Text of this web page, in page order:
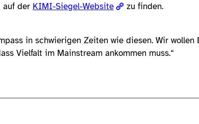
auf der KIMI-Siegel-Website zu finden.
in schwierigen Zeiten wie diesen. Wir wollen
Vielfalt im Mainstream ankommen muss.“